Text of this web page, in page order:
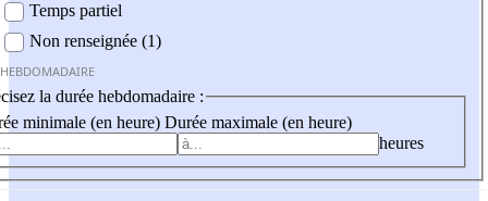
Temps partiel
Non renseignée (1)
la durée hebdomadaire :
minimale (en heure) Durée maximale (en heure)
heures